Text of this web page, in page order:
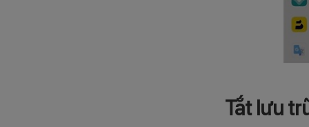
Tắt lưu